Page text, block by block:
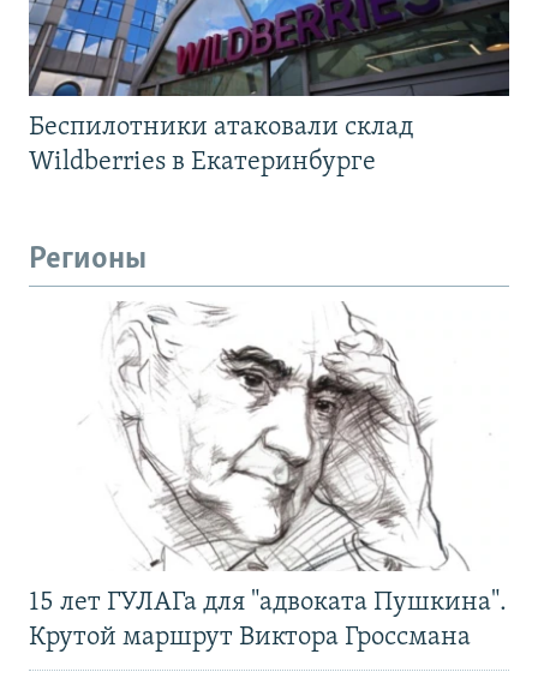
Беспилотники атаковали склад
Wildberries в Екатеринбурге
Регионы
15 лет ГУЛАГа для "адвоката Пушкина".
Крутой маршрут Виктора Гроссмана